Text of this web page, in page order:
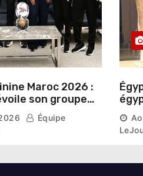
Maroc 2026 :
son groupe
chargé d’analyser
Équipe
une